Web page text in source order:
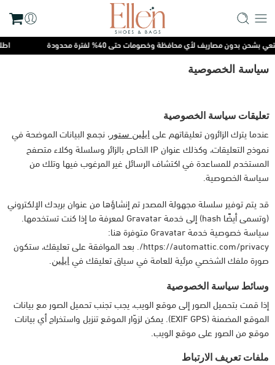
بدون مصاريف لأي محافظة وخصومات حتى 40% لفترة محدودة
سياسة الخصوصية
تعليقات سياسة الخصوصية
عندما يترك الزائرون تعليقاتهم على ايلين ستور ، نجمع البيانات الموضحة في
نموذج التعليقات، وكذلك عنوان IP الخاص بالزائر وسلسلة وكلاء متصفح
المستخدم للمساعدة في اكتشاف الرسائل غير المرغوب فيها وتلك من
سياسة الخصوصية.
قد يتم توفير سلسلة مجهولة المصدر تم إنشاؤها من عنوان بريدك الإلكتروني
(وتسمى أيضًا hash) إلى خدمة Gravatar لمعرفة ما إذا كنت تستخدمها.
سياسة خصوصية خدمة Gravatar متوفرة هنا:
https://automattic.com/privacy/. بعد الموافقة على تعليقك، ستكون
صورة ملفك الشخصي مرئية للعامة في سياق تعليقك في ايلين.
وسائط سياسة الخصوصية
إذا قمت بتحميل الصور إلى موقع الويب، يجب تجنب تحميل الصور مع بيانات
الموقع المضمنة (EXIF GPS). يمكن لزوّار الموقع تنزيل واستخراج أي بيانات
موقع من الصور على موقع الويب.
ملفات تعريف الارتباط